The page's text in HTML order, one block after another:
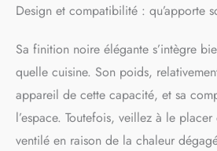
Moulinex
juste prix
réseau de
monde,
la
Design et compatibilité : qu’apporte
Sa finition noire élégante s’intègre
quelle cuisine. Son poids,
appareil de cette capacité, et sa
l’espace. Toutefois, veillez à le
ventilé en raison de la chaleur